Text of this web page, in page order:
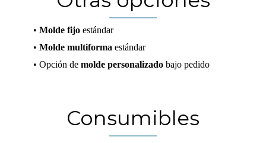
• Molde fijoestándar
• Molde multiforma estándar
• Opción de molde personalizadobajo pedido
Consumibles